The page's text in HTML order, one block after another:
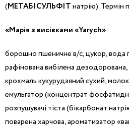
(МЕТАБІСУЛЬФІТнатрію). Термін
«Марія з висівками «Yarych»
борошно пшеничне в/с, цукор, вода
рафінована вибілена
крохмаль кукурудзяний сухий,
емульгатор (концентрат
розпушувачі тіста (бікарбонат
поварена харчова, ароматизатор